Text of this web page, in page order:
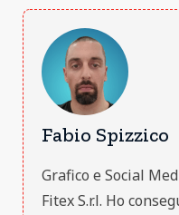
Fabio Spizzico
Grafico e Social
Fitex S.r.l. Ho